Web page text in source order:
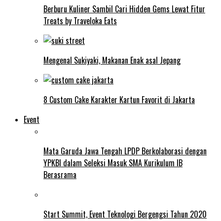
Berburu Kuliner Sambil Cari Hidden Gems Lewat Fitur
Treats by Traveloka Eats
Mengenal Sukiyaki, Makanan Enak asal Jepang
8 Custom Cake Karakter Kartun Favorit di Jakarta
Event
Mata Garuda Jawa Tengah LPDP Berkolaborasi dengan
YPKBI dalam Seleksi Masuk SMA Kurikulum IB
Berasrama
Start Summit, Event Teknologi Bergengsi Tahun 2020